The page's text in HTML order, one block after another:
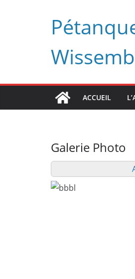
ACCUEIL
Galerie Photo